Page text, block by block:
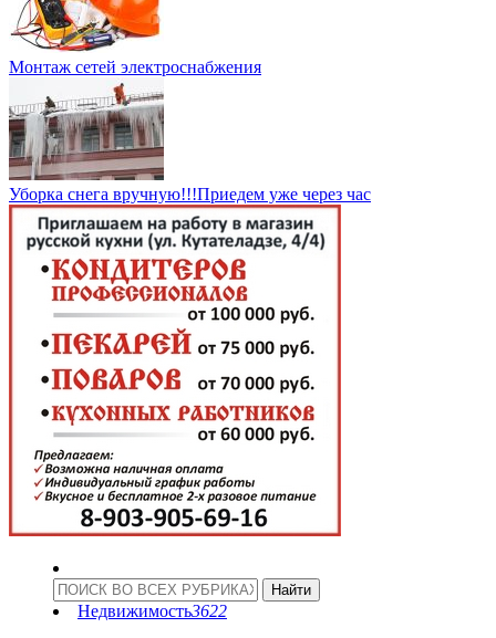
Монтаж сетей электроснабжения
Уборка снега вручную!!!Приедем уже через час
Недвижимость3622